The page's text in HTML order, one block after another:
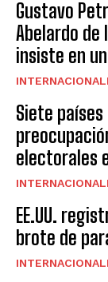
Gustavo
Abelardo de
insiste en
Siete países
electorales
EE.UU.
brote de